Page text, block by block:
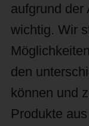
aufgrund der
wichtig. Wir
den
können und
Produkte